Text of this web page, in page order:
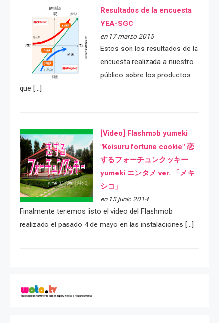
Resultados de la encuesta
YEA-SGC
en 17 marzo 2015
Estos son los resultados de la
encuesta realizada a nuestro
público sobre los productos
que […]
[Video] Flashmob yumeki
"Koisuru fortune cookie" 恋
するフォーチュンクッキー
yumeki エンタメ ver. 「メキ
シコ」
en 15 junio 2014
Finalmente tenemos listo el video del Flashmob
realizado el pasado 4 de mayo en las instalaciones […]